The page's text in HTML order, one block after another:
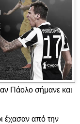
Πάολο σήμανε και
έχασαν από την